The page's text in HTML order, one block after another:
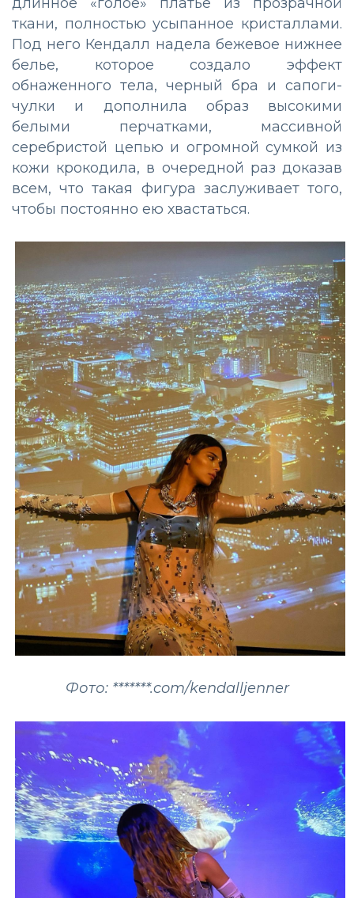
ткани, полностью усыпанное кристаллами.
Под него Кендалл надела бежевое нижнее
белье, которое создало эффект
обнаженного тела, черный бра и сапоги-
чулки и дополнила образ высокими
белыми перчатками, массивной
серебристой цепью и огромной сумкой из
кожи крокодила, в очередной раз доказав
всем, что такая фигура заслуживает того,
чтобы постоянно ею хвастаться.
Фото: *******.com/kendalljenner